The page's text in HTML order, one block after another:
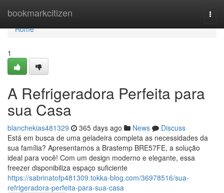
bookmarkcitizen
Home
Home
1
A Refrigeradora Perfeita para
sua Casa
blanchekias481329 365 days ago News
Discuss
Está em busca de uma geladeira completa as necessidades da
sua família? Apresentamos a Brastemp BRE57FE, a solução
ideal para você! Com um design moderno e elegante, essa
freezer disponibiliza espaço suficiente
https://sabrinatofp481309.tokka-blog.com/36978516/sua-
refrigeradora-perfeita-para-sua-casa